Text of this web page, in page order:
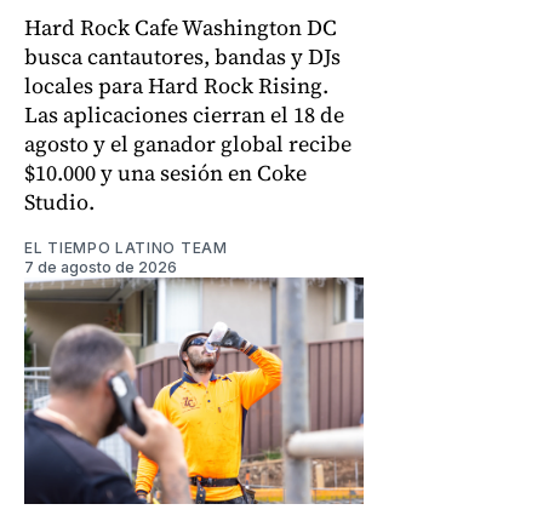
Hard Rock Cafe Washington DC
busca cantautores, bandas y DJs
locales para Hard Rock Rising.
Las aplicaciones cierran el 18 de
agosto y el ganador global recibe
$10.000 y una sesión en Coke
Studio.
EL TIEMPO LATINO TEAM
7 de agosto de 2026